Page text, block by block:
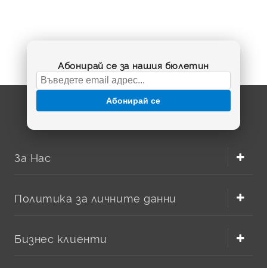
Абонирай се за нашия бюлетин
Абонирай се
За Нас
Политика за личните данни
Бизнес клиенти